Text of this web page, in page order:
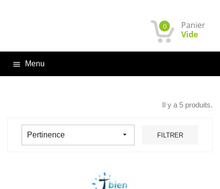
Panier
0
Vide
 Menu
Il y a 5 produits.
Pertinence  FILTRER